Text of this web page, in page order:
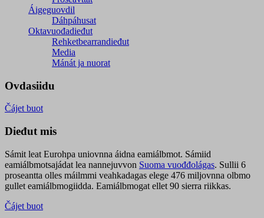
Áigeguovdil
Dáhpáhusat
Oktavuođadieđut
Rehketbearrandieđut
Media
Mánát ja nuorat
Ovdasiidu
Čájet buot
Dieđut mis
Sámit leat Eurohpa uniovnna áidna eamiálbmot. Sámiid
eamiálbmotsajádat lea nannejuvvon Suoma vuođđolágas. Sullii 6
proseantta olles máilmmi veahkadagas elege 476 miljovnna olbmo
gullet eamiálbmogiidda. Eamiálbmogat ellet 90 sierra riikkas.
Čájet buot